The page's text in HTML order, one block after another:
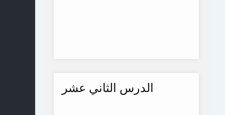
الدرس الثاني عشر